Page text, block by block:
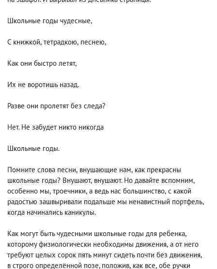
Школьные годы чудесные,
С книжкой, тетрадкою, песнею,
Как они быстро летят,
Их не воротишь назад.
Разве они пролетят без следа?
Нет. Не забудет никто никогда
Школьные годы.
Помните слова песни, внушающие нам, как прекрасны
школьные годы? Внушают, внушают. Но давайте вспомним,
особенно мы, троечники, а ведь нас большинство, с какой
радостью зашвыривали подальше мы ненавистный портфель,
когда начинались каникулы.
Как могут быть чудесными школьные годы для ребенка,
которому физиологически необходимы движения, а от него
требуют целых сорок пять минут сидеть почти без движения,
в строго определённой позе, положив, как все, обе ручки